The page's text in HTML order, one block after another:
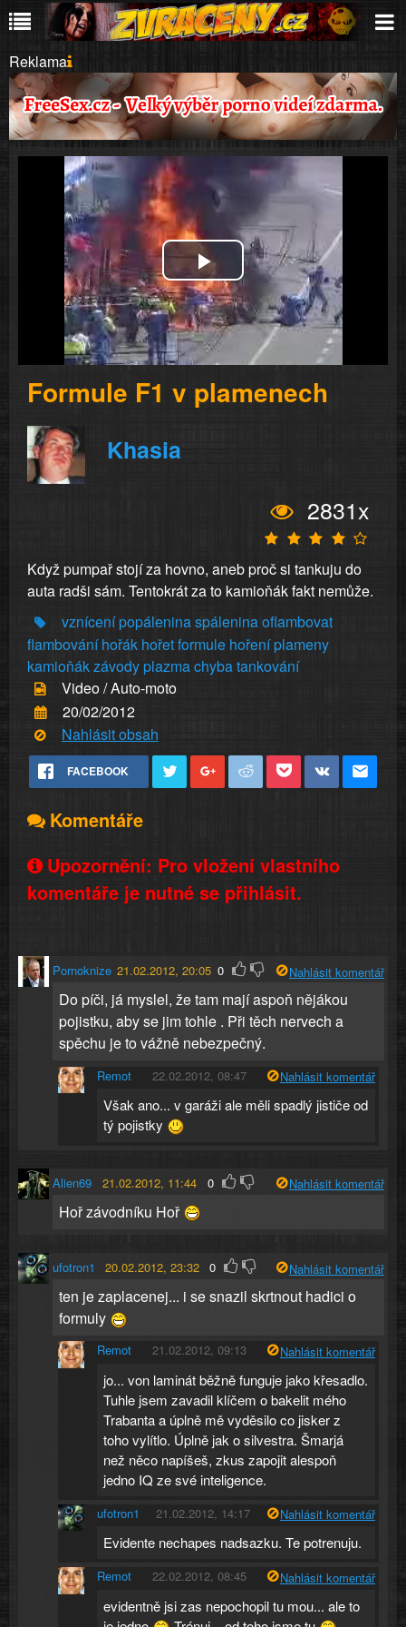
Reklama
Play
Video
Formule F1 v plamenech
Khasia
2831x
Když pumpař stojí za hovno, aneb proč si tankuju do
auta radši sám. Tentokrát za to kamioňák fakt nemůže.
vznícenípopáleninaspáleninaoflambovat
flambování hořák hořetformule hořeníplameny
kamioňákzávodyplazmachybatankování
Video / Auto-moto
20/02/2012
Nahlásit obsah
FACEBOOK
Komentáře
Upozornění: Pro vložení vlastního
komentáře je nutné se přihlásit.
Pornoknize 21.02.2012, 20:05 0 Nahlásit komentář
Do píči, já myslel, že tam mají aspoň nějákou
pojistku, aby se jim tohle . Při těch nervech a
spěchu je to vážně nebezpečný.
Remot 22.02.2012, 08:47 Nahlásit komentář
Však ano... v garáži ale měli spadlý jističe od
tý pojistky
Alien69 21.02.2012, 11:44 0 Nahlásit komentář
Hoř závodníku Hoř
ufotron1 20.02.2012, 23:32 0 Nahlásit komentář
ten je zaplacenej... i se snazil skrtnout hadici o
formuly
Remot 21.02.2012, 09:13 Nahlásit komentář
jo... von laminát běžně funguje jako křesadlo.
Tuhle jsem zavadil klíčem o bakelit mého
Trabanta a úplně mě vyděsilo co jisker z
toho vylítlo. Úplně jak o silvestra. Šmarjá
než něco napíšeš, zkus zapojit alespoň
jedno IQ ze své inteligence.
ufotron1 21.02.2012, 14:17 Nahlásit komentář
Evidente nechapes nadsazku. Te potrenuju.
Remot 22.02.2012, 08:45 Nahlásit komentář
evidentně jsi zas nepochopil tu mou... ale to